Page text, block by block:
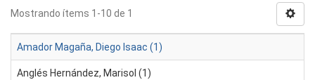
Mostrando ítems 1-10 de 1
Amador Magaña, Diego Isaac (1)
Anglés Hernández, Marisol (1)